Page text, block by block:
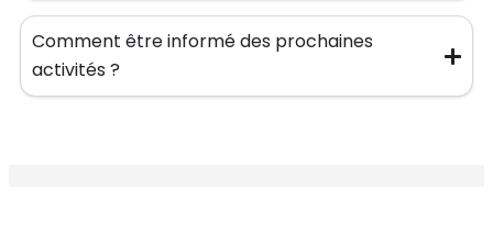
Comment être informé des prochaines
activités ?